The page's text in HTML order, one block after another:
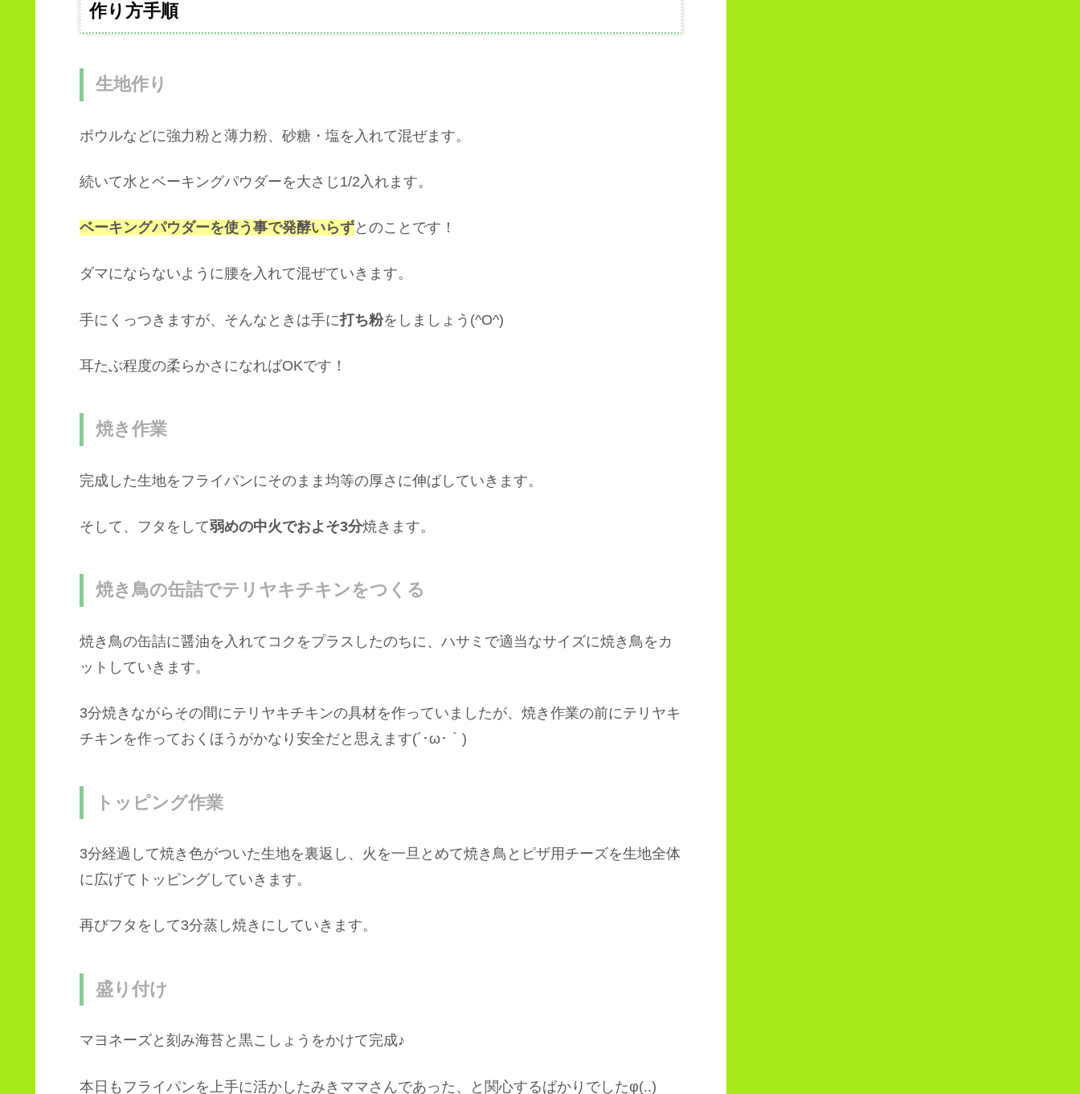
作り方手順
生地作り
ボウルなどに強力粉と薄力粉、砂糖・塩を入れて混ぜます。
続いて水とベーキングパウダーを大さじ1/2入れます。
ベーキングパウダーを使う事で発酵いらずとのことです！
ダマにならないように腰を入れて混ぜていきます。
手にくっつきますが、そんなときは手に打ち粉をしましょう(^O^)
耳たぶ程度の柔らかさになればOKです！
焼き作業
完成した生地をフライパンにそのまま均等の厚さに伸ばしていきます。
そして、フタをして弱めの中火でおよそ3分焼きます。
焼き鳥の缶詰でテリヤキチキンをつくる
焼き鳥の缶詰に醤油を入れてコクをプラスしたのちに、ハサミで適当なサイズに焼き鳥をカ
ットしていきます。
3分焼きながらその間にテリヤキチキンの具材を作っていましたが、焼き作業の前にテリヤキ
チキンを作っておくほうがかなり安全だと思えます(´･ω･｀)
トッピング作業
3分経過して焼き色がついた生地を裏返し、火を一旦とめて焼き鳥とピザ用チーズを生地全体
に広げてトッピングしていきます。
再びフタをして3分蒸し焼きにしていきます。
盛り付け
マヨネーズと刻み海苔と黒こしょうをかけて完成♪
本日もフライパンを上手に活かしたみきママさんであった、と関心するばかりでしたφ(..)